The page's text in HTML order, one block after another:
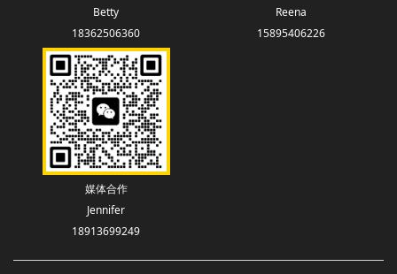
Betty
18362506360
Reena
15895406226
媒体合作
Jennifer
18913699249